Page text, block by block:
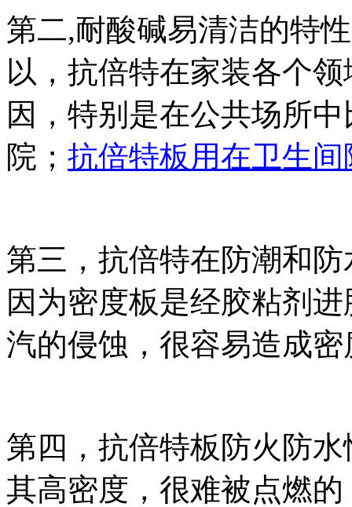
第二,耐酸碱易清洁的特
以，抗倍特在家装各个
因，特别是在公共场所
院； 抗倍特板用在卫生间
第三，抗倍特在防潮和
因为密度板是经胶粘剂
汽的侵蚀，很容易造成
第四，抗倍特板防火防
其高密度，很难被点燃